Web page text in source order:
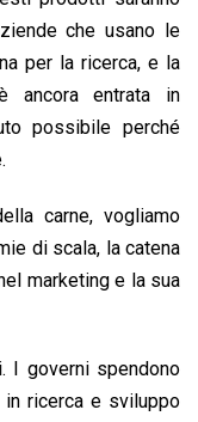
che usano le
per la ricerca, e la
ancora entrata in
possibile perché
carne, vogliamo
di scala, la catena
marketing e la sua
I governi spendono
ricerca e sviluppo